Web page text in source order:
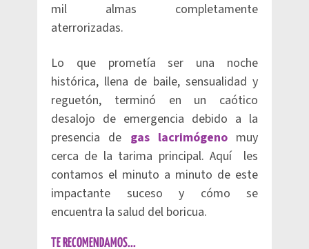
mil almas completamente
aterrorizadas.
Lo que prometía ser una noche
histórica, llena de baile, sensualidad y
reguetón, terminó en un caótico
desalojo de emergencia debido a la
presencia de gas lacrimógenomuy
cerca de la tarima principal. Aquí les
contamos el minuto a minuto de este
impactante suceso y cómo se
encuentra la salud del boricua.
TE RECOMENDAMOS...